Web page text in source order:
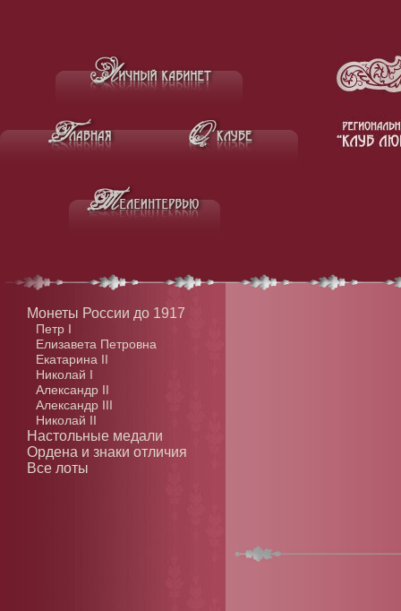
Монеты России до 1917
Петр I
Елизавета Петровна
Екатарина II
Николай I
Александр II
Александр III
Николай II
Настольные медали
Ордена и знаки отличия
Все лоты